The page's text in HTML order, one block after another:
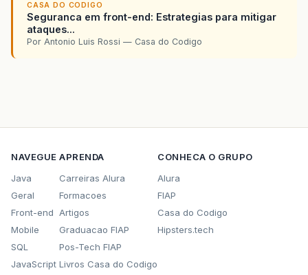
CASA DO CODIGO
Seguranca em front-end: Estrategias para mitigar
ataques...
Por Antonio Luis Rossi — Casa do Codigo
NAVEGUE
Java
Geral
Front-end
Mobile
SQL
JavaScript
APRENDA
Carreiras Alura
Formacoes
Artigos
Graduacao FIAP
Pos-Tech FIAP
Livros Casa do Codigo
CONHECA O GRUPO
Alura
FIAP
Casa do Codigo
Hipsters.tech